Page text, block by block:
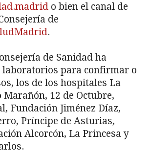
o bien el canal de
de
.
de Sanidad ha
para confirmar o
los de los hospitales La
Marañón, 12 de Octubre,
Fundación Jiménez Díaz,
Príncipe de Asturias,
Alcorcón, La Princesa y